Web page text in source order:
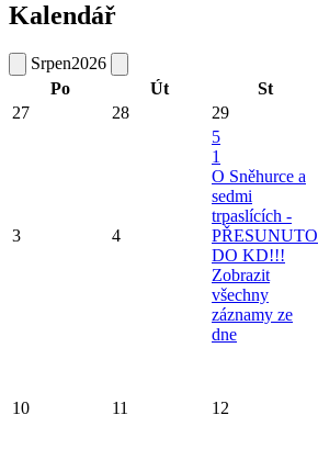
Kalendář
Srpen2026
Po
Út St
27
28 29
3 4
5
1
O Sněhurce a
sedmi
trpaslících -
PŘESUNUTO
DO KD!!!
Zobrazit
všechny
záznamy ze
dne
10 11 12